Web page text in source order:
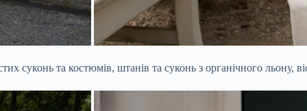
суконь та костюмів, штанів та суконь з органічного льону,